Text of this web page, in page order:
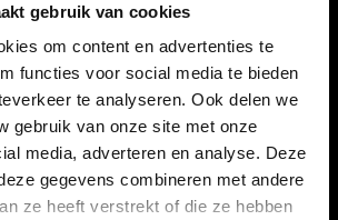
gebruik van cookies
om content en advertenties te
functies voor social media te bieden
te analyseren. Ook delen we
gebruik van onze site met onze
media, adverteren en analyse. Deze
gegevens combineren met andere
ze heeft verstrekt of die ze hebben
en moeten apart aanwezig zijn of
Mission Country EVA Dartcase Large
dartcase met Nederlands design
volledig gemonteerde dartsets